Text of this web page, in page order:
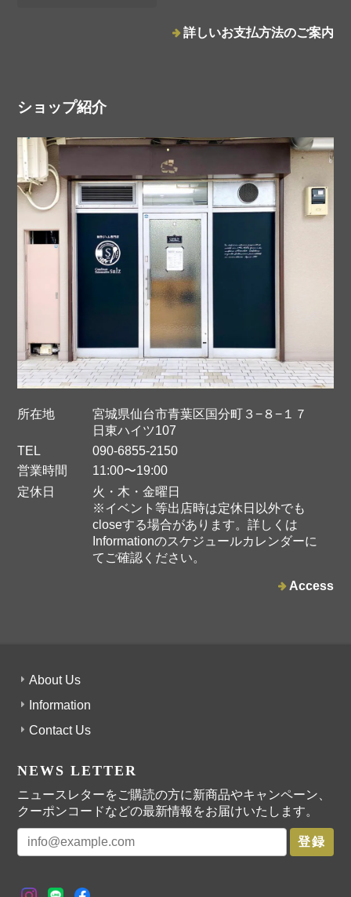
詳しいお支払方法のご案内
ショップ紹介
所在地
宮城県仙台市青葉区国分町３−８−１７
日東ハイツ107
TEL
090-6855-2150
営業時間
11:00〜19:00
定休日
火・木・金曜日
※イベント等出店時は定休日以外でも
closeする場合があります。詳しくは
Informationのスケジュールカレンダーに
てご確認ください。
Access
About Us
Information
Contact Us
NEWS LETTER
ニュースレターをご購読の方に新商品やキャンペーン、
クーポンコードなどの最新情報をお届けいたします。
登録